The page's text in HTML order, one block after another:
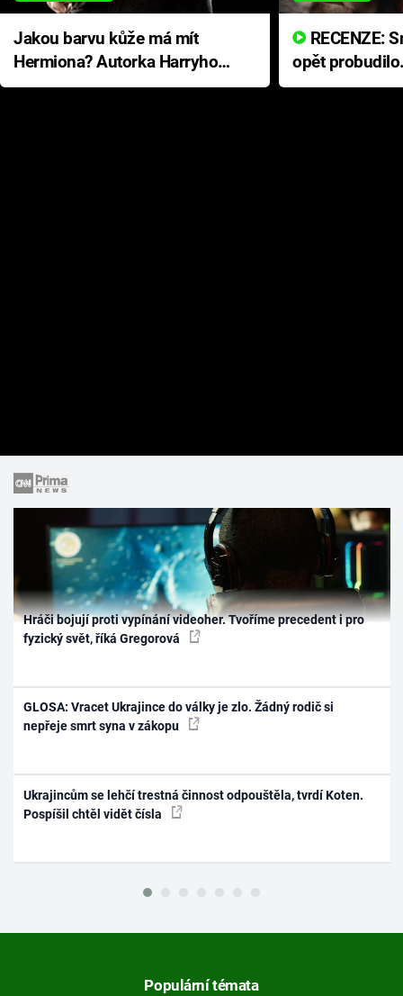
Jakou barvu kůže má mít
Hermiona? Autorka Harryho
Pottera přišla s ráznou
opět
přichází s
Hráči bojují proti vypínání videoher. Tvoříme precedent i pro
fyzický svět, říká Gregorová
GLOSA: Vracet Ukrajince do války je zlo. Žádný rodič si
nepřeje smrt syna v zákopu
Ukrajincům se lehčí trestná činnost odpouštěla, tvrdí Koten.
Pospíšil chtěl vidět čísla
Populární témata